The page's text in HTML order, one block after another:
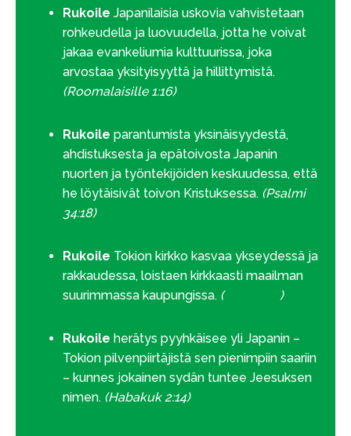
Rukoile Japanilaisia uskovia vahvistetaan
rohkeudella ja luovuudella, jotta he voivat
jakaa evankeliumia kulttuurissa, joka
arvostaa yksityisyyttä ja hillittymistä.
(Roomalaisille 1:16)
Rukoile parantumista yksinäisyydestä,
ahdistuksesta ja epätoivosta Japanin
nuorten ja työntekijöiden keskuudessa, että
he löytäisivät toivon Kristuksessa. (Psalmi
34:18)
Rukoile Tokion kirkko kasvaa ykseydessä ja
rakkaudessa, loistaen kirkkaasti maailman
suurimmassa kaupungissa. (Joh. 13:35 )
Rukoile herätys pyyhkäisee yli Japanin –
Tokion pilvenpiirtäjistä sen pienimpiin saariin
– kunnes jokainen sydän tuntee Jeesuksen
nimen. (Habakuk 2:14)